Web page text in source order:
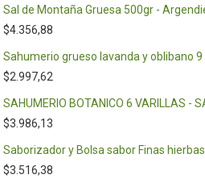
Sal de Montaña Gruesa 500gr -
$4.356,88
Sahumerio grueso lavanda y oblibano
$2.997,62
SAHUMERIO BOTANICO 6 VARILLAS -
$3.986,13
Saborizador y Bolsa sabor Finas
$3.516,38